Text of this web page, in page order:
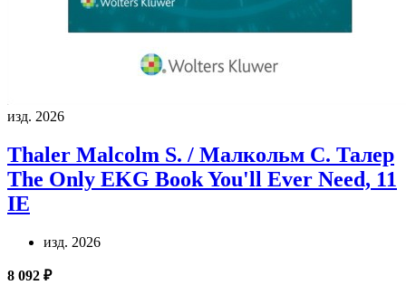
изд. 2026
Thaler Malcolm S. / Малкольм С. Талер
The Only EKG Book You'll Ever Need, 11
IE
изд. 2026
8 092 ₽